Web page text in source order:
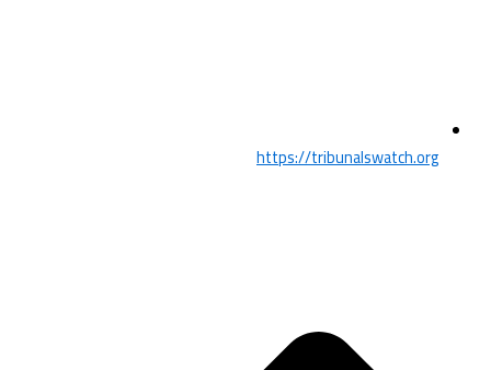
https://tribunalswatch.org